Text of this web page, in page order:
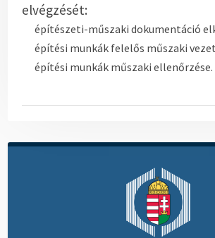
elvégzését:
építészeti-műszaki dokumentáció
építési munkák felelős műszaki
építési munkák műszaki ellenőrzése.